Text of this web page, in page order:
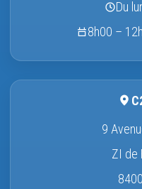
Du
8h00 –
9
ZI de